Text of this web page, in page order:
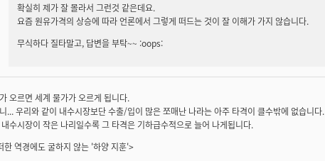
확실히 제가 잘 몰라서 그런것 같은데요.
요즘 원유가격의 상승에 따라 언론에서 그렇게 떠드는 것이 잘 이해가 가지 않습니다.
무식하다 질타말고, 답변을 부탁~~ :oops:
오르면 세계 물가가 오르게 됩니다.
... 우리와 같이 내수시장보단 수출/입이 많은 쪼매난 나라는 아주 타격이 클수밖에 없습니다.
수시장이 작은 나리일수록 그 타격은 기하급수적으로 늘어 나게됩니다.
한 역경에도 굴하지 않는 '하양 지훈'>